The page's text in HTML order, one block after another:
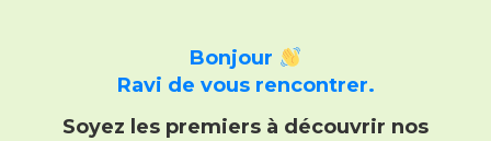
Bonjour
Ravi de vous rencontrer.
Soyez les premiers à découvrir nos